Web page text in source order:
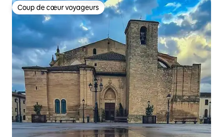
Coup de cœur voyageurs
Coup de cœur voyageurs